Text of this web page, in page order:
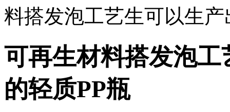
料搭发泡工艺生可以生
可再生材料搭发泡
的轻质PP瓶